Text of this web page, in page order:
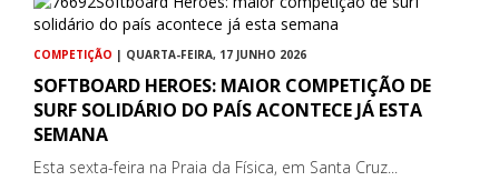
COMPETIÇÃO | QUARTA-FEIRA, 17 JUNHO 2026
SOFTBOARD HEROES: MAIOR COMPETIÇÃO DE
SURF SOLIDÁRIO DO PAÍS ACONTECE JÁ ESTA
SEMANA
Esta sexta-feira na Praia da Física, em Santa Cruz...